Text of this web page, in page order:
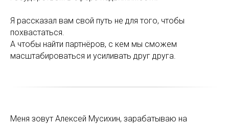
Я рассказал вам свой путь не для того, чтобы
похвастаться.
А чтобы найти партнёров, с кем мы сможем
масштабироваться и усиливать друг друга.
Меня зовут Алексей Мусихин, зарабатываю на